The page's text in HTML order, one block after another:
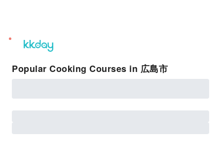
unread
notifications
Popular Cooking Courses in 広島市